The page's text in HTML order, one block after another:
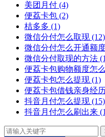
美团月付 (4)
便荔卡包 (2)
桔多多 (1)
微信分付怎么取现 (12)
微信分付怎么开通额
微信分付取现的方法
便荔卡包购物额度怎
便荔卡包怎么提现 (1)
便荔卡包借钱亲身经
抖音月付怎么提现 (15)
抖音月付怎么刷出来